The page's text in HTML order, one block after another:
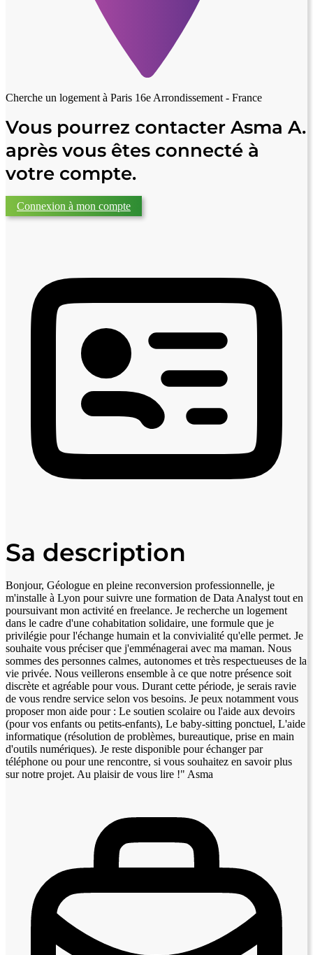
Cherche un logement à Paris 16e Arrondissement - France
Vous pourrez contacter Asma A.
après vous êtes connecté à
votre compte.
Connexion à mon compte
Sa description
Bonjour, Géologue en pleine reconversion professionnelle, je
m'installe à Lyon pour suivre une formation de Data Analyst tout en
poursuivant mon activité en freelance. Je recherche un logement
dans le cadre d'une cohabitation solidaire, une formule que je
privilégie pour l'échange humain et la convivialité qu'elle permet. Je
souhaite vous préciser que j'emménagerai avec ma maman. Nous
sommes des personnes calmes, autonomes et très respectueuses de la
vie privée. Nous veillerons ensemble à ce que notre présence soit
discrète et agréable pour vous. Durant cette période, je serais ravie
de vous rendre service selon vos besoins. Je peux notamment vous
proposer mon aide pour : Le soutien scolaire ou l'aide aux devoirs
(pour vos enfants ou petits-enfants), Le baby-sitting ponctuel, L'aide
informatique (résolution de problèmes, bureautique, prise en main
d'outils numériques). Je reste disponible pour échanger par
téléphone ou pour une rencontre, si vous souhaitez en savoir plus
sur notre projet. Au plaisir de vous lire !" Asma